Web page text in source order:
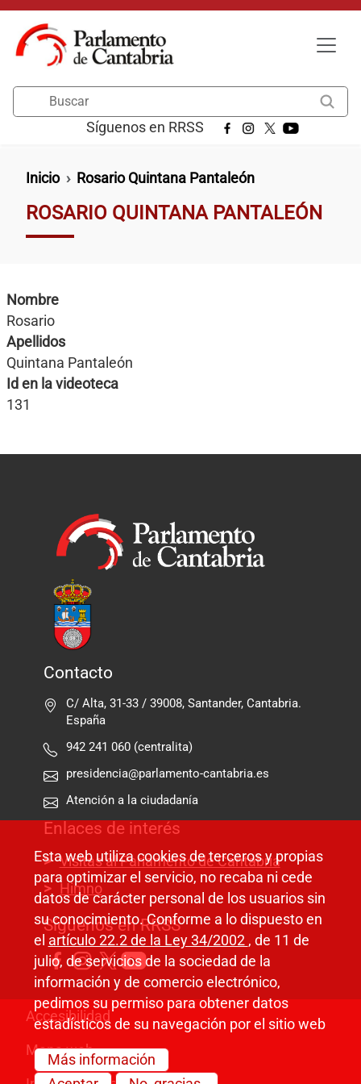
Pasar al contenido principal
Síguenos en RRSS
Ruta de navegación
Inicio Rosario Quintana Pantaleón
ROSARIO QUINTANA PANTALEÓN
Nombre
Rosario
Apellidos
Quintana Pantaleón
Id en la videoteca
131
Contacto
C/ Alta, 31-33 / 39008, Santander, Cantabria.
España
942 241 060 (centralita)
presidencia@parlamento-cantabria.es
Atención a la ciudadanía
Enlaces de interés
Visitas al Parlamento de Cantabria
Himno
Síguenos en RRSS
Pie de página
Accesibilidad
Mapa web
Esta web utiliza cookies de terceros y propias
para optimizar el servicio, no recaba ni cede
datos de carácter personal de los usuarios sin
su conocimiento. Conforme a lo dispuesto en
el artículo 22.2 de la Ley 34/2002 , de 11 de
julio, de servicios de la sociedad de la
información y de comercio electrónico,
pedimos su permiso para obtener datos
estadísticos de su navegación por el sitio web
Más información